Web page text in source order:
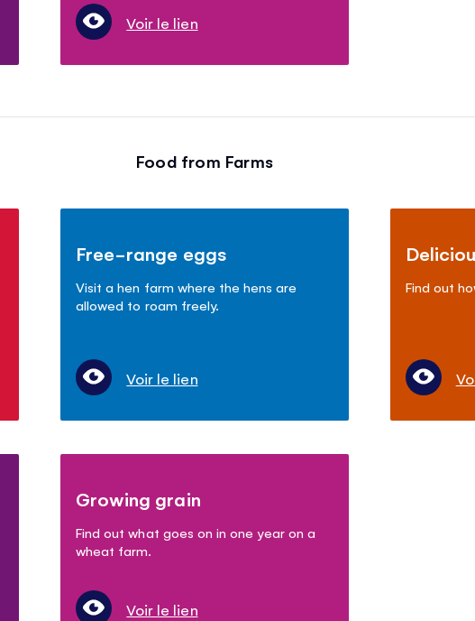
Voir le lien
Food from Farms
Free-range eggs
Visit a hen farm where the hens are
allowed to roam freely.
Voir le lien
Find out
Growing grain
Find out what goes on in one year on a
wheat farm.
Voir le lien